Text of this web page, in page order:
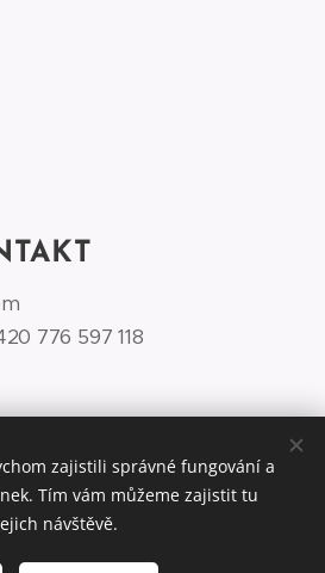
776 597 118‬
2026 Cookies
zajistili správné fungování a
Tím vám můžeme zajistit tu
návštěvě.